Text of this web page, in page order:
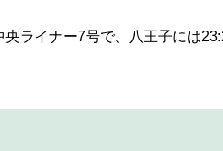
央ライナー7号で、八王子には